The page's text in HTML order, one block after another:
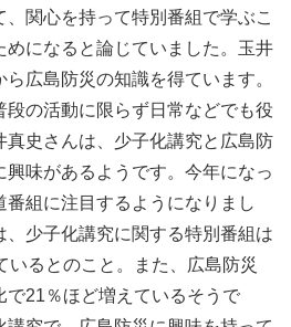
関心を持って特別番組で学ぶこ
めになると論じていました。玉井
広島防災の知識を得ています。
段の活動に限らず日常などでも役
真史さんは、少子化講究と広島防
味があるようです。今年になっ
組に注目するようになりまし
、少子化講究に関する特別番組は
いるとのこと。また、広島防災
で21％ほど増えているそうで